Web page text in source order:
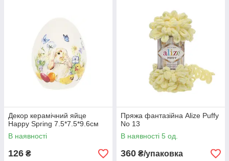
Декор керамічний яйце
Happy Spring 7.5*7.5*9.6см
В наявності
126 ₴
Пряжа фантазійна Alize Puffy
No 13
В наявності 5 од.
360 ₴/упаковка